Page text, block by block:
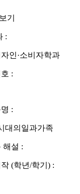
기
:
인·소비자학과
:
:
대의일과가족
해설 :
(학년/학기) :